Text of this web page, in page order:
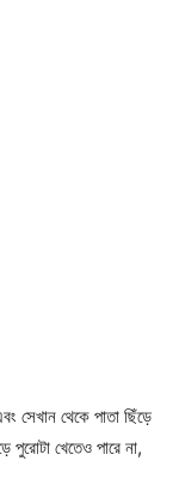
থেকে পাতা ছিঁড়ে
পুরোটা খেতেও পারে না,